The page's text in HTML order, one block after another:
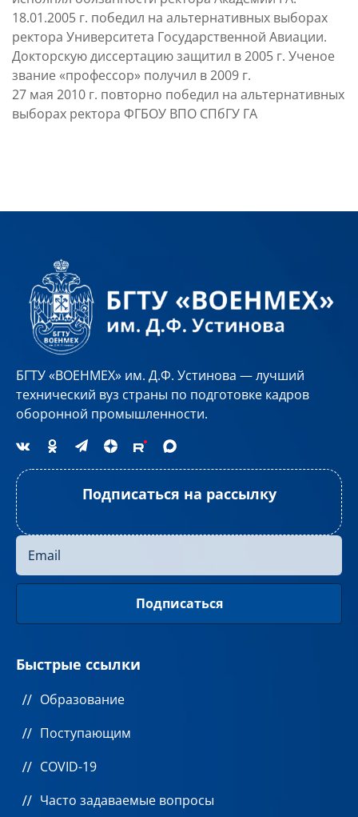
18.01.2005 г. победил на альтернативных выборах
ректора Университета Государственной Авиации.
Докторскую диссертацию защитил в 2005 г. Ученое
звание «профессор» получил в 2009 г.
27 мая 2010 г. повторно победил на альтернативных
выборах ректора ФГБОУ ВПО СПбГУ ГА
БГТУ «ВОЕНМЕХ» им. Д.Ф. Устинова — лучший
технический вуз страны по подготовке кадров
оборонной промышленности.
Подписаться на рассылку
Быстрые ссылки
Образование
Поступающим
COVID-19
Часто задаваемые вопросы